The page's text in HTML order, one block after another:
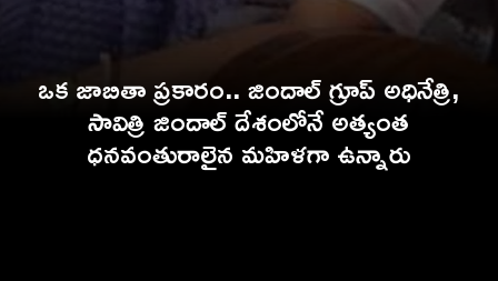
ఒక జాబితా ప్రకారం.. జిందాల్ గ్రూప్ అధినేత్రి,
సావిత్రి జిందాల్ దేశంలోనే అత్యంత